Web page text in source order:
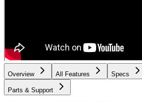
Overview All Features Specs
Parts & Support